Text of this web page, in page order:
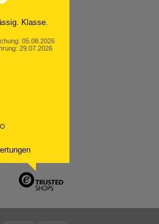
Klasse.
05.08.2026
29.07.2026